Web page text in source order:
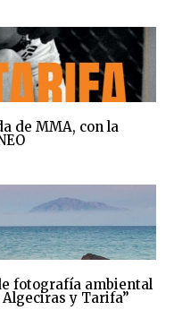
de MMA, con la
fotografía ambiental
y Tarifa”